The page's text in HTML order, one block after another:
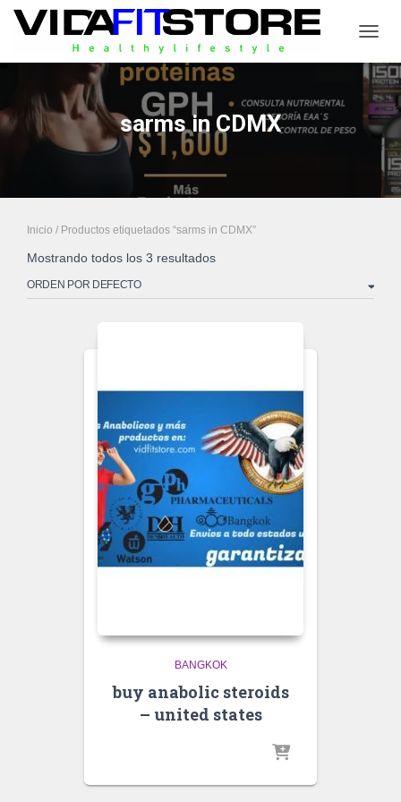
sarms in CDMX
Inicio / Productos etiquetados “sarms in CDMX”
Mostrando todos los 3 resultados
BANGKOK
buy anabolic steroids
– united states